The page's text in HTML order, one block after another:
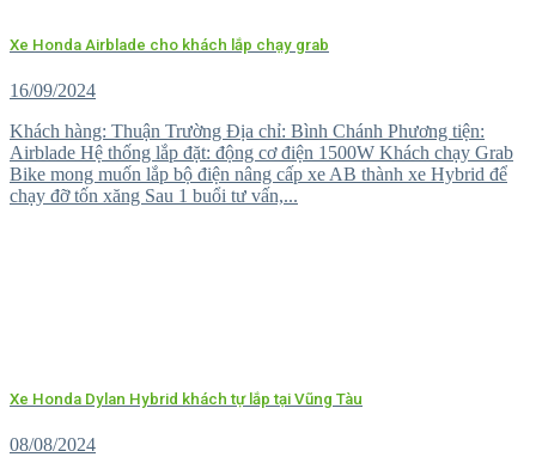
Xe Honda Airblade cho khách lắp chạy grab
16/09/2024
Khách hàng: Thuận Trường Địa chỉ: Bình Chánh Phương tiện:
Airblade Hệ thống lắp đặt: động cơ điện 1500W Khách chạy Grab
Bike mong muốn lắp bộ điện nâng cấp xe AB thành xe Hybrid để
chạy đỡ tốn xăng Sau 1 buổi tư vấn,...
Xe Honda Dylan Hybrid khách tự lắp tại Vũng Tàu
08/08/2024